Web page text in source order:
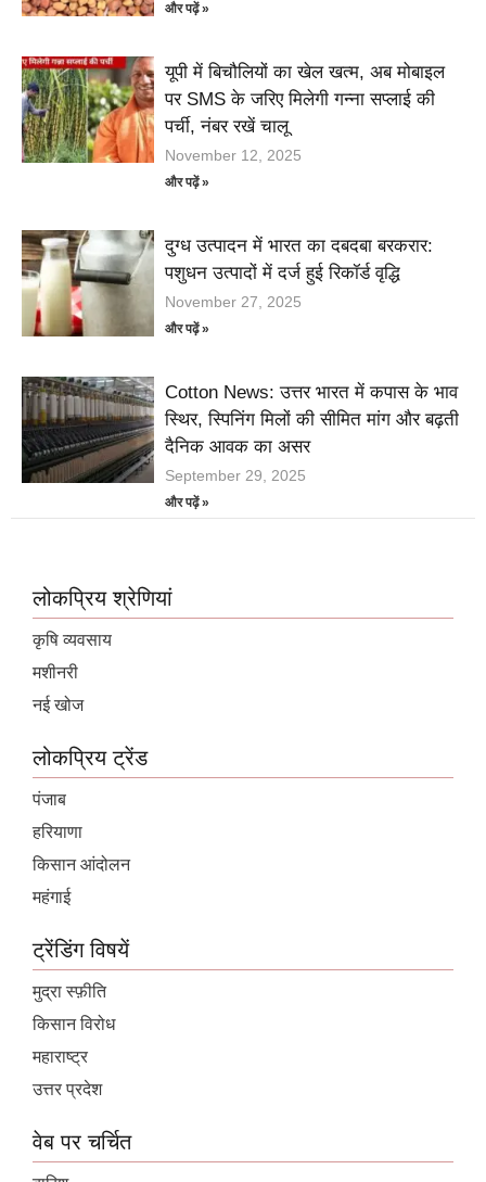
और पढ़ें »
यूपी में बिचौलियों का खेल खत्म, अब मोबाइल
पर SMS के जरिए मिलेगी गन्ना सप्लाई की
पर्ची, नंबर रखें चालू
November 12, 2025
और पढ़ें »
दुग्ध उत्पादन में भारत का दबदबा बरकरार:
पशुधन उत्पादों में दर्ज हुई रिकॉर्ड वृद्धि
November 27, 2025
और पढ़ें »
Cotton News: उत्तर भारत में कपास के भाव
स्थिर, स्पिनिंग मिलों की सीमित मांग और बढ़ती
दैनिक आवक का असर
September 29, 2025
और पढ़ें »
लोकप्रिय श्रेणियां
कृषि व्यवसाय
मशीनरी
नई खोज
लोकप्रिय ट्रेंड
पंजाब
हरियाणा
किसान आंदोलन
महंगाई
ट्रेंडिंग विषयें
मुद्रा स्फ़ीति
किसान विरोध
महाराष्ट्र
उत्तर प्रदेश
वेब पर चर्चित